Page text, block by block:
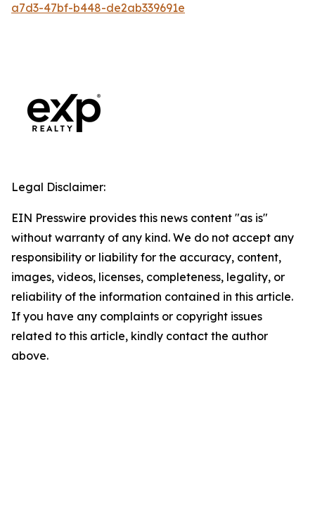
a7d3-47bf-b448-de2ab339691e
Legal Disclaimer:
EIN Presswire provides this news content "as is"
without warranty of any kind. We do not accept any
responsibility or liability for the accuracy, content,
images, videos, licenses, completeness, legality, or
reliability of the information contained in this article.
If you have any complaints or copyright issues
related to this article, kindly contact the author
above.